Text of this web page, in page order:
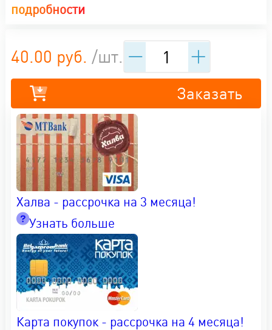
подробности
40.00 руб. /шт.
Заказать
Халва - рассрочка на 3 месяца!
Узнать больше
Карта покупок - рассрочка на 4 месяца!